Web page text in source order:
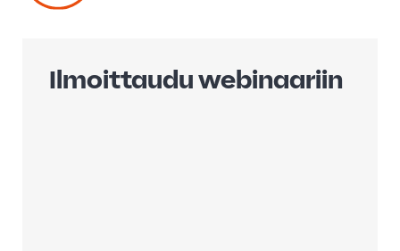
Ilmoittaudu webinaariin